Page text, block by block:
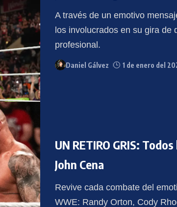
A través de un emotivo
los involucrados en su gira de
profesional.
Daniel Gálvez 1 de enero del
UN RETIRO GRIS:
John Cena
Revive cada combate del
WWE: Randy Orton, Cody